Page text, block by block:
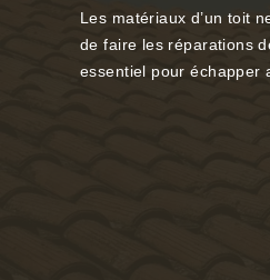
Les matériaux d’un toit
de faire les réparations
essentiel pour échapper